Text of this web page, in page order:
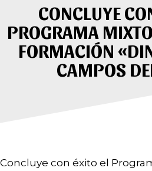
CONCLUYE
PROGRAMA
FORMACIÓN
CAMPOS
Concluye con éxito el